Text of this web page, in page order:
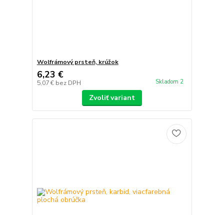
Wolfrámový prsteň, krúžok
6,23 €
5,07 € bez DPH Skladom 2
Zvoliť variant